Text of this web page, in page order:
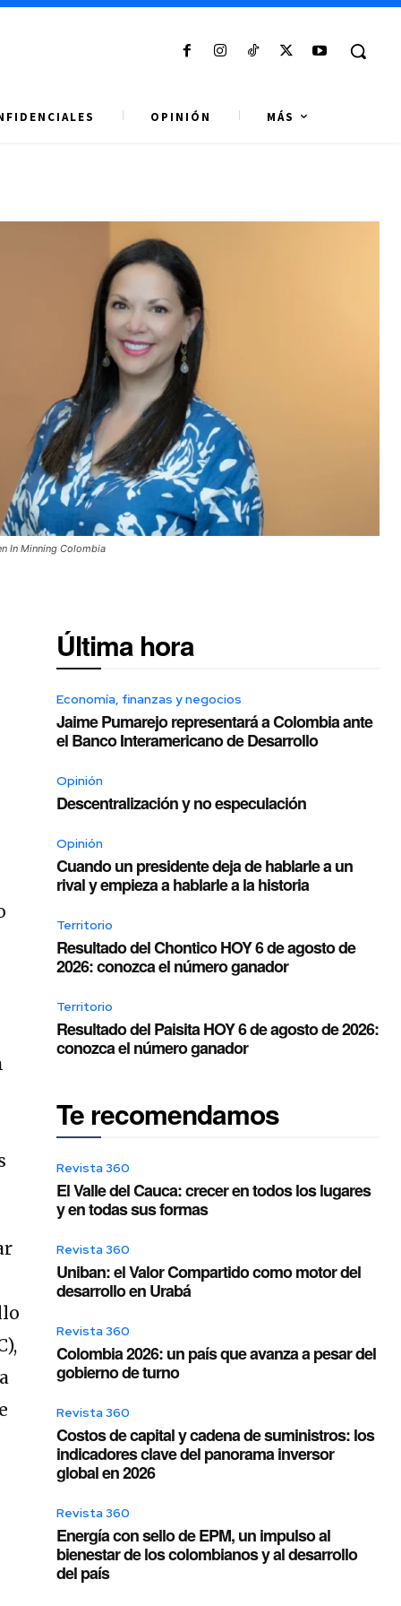
OPINIÓN MÁS
In Minning Colombia
Última hora
Economía, finanzas y negocios
Jaime Pumarejo representará a Colombia ante
el Banco Interamericano de Desarrollo
Opinión
Descentralización y no especulación
Opinión
Cuando un presidente deja de hablarle a un
rival y empieza a hablarle a la historia
Territorio
Resultado del Chontico HOY 6 de agosto de
2026: conozca el número ganador
Territorio
Resultado del Paisita HOY 6 de agosto de 2026:
conozca el número ganador
Te recomendamos
Revista 360
El Valle del Cauca: crecer en todos los lugares
y en todas sus formas
Revista 360
Uniban: el Valor Compartido como motor del
desarrollo en Urabá
Revista 360
Colombia 2026: un país que avanza a pesar del
gobierno de turno
Revista 360
Costos de capital y cadena de suministros: los
indicadores clave del panorama inversor
global en 2026
Revista 360
Energía con sello de EPM, un impulso al
bienestar de los colombianos y al desarrollo
del país